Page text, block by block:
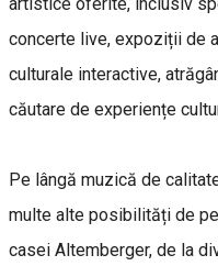
concerte live, expoziții de
culturale interactive,
căutare de experiențe
Pe lângă muzică de
multe alte posibilități de
casei Altemberger, de la